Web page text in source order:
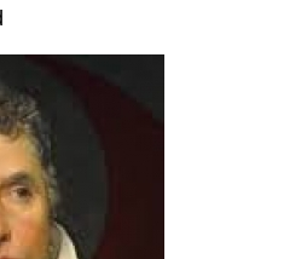
moderne
siècle
Autres civilisations